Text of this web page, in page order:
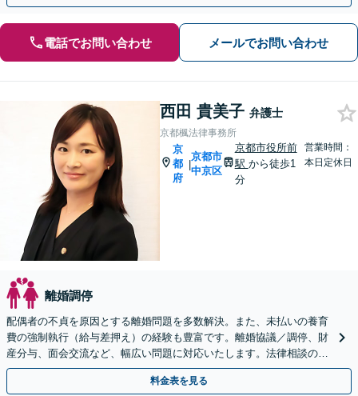
電話でお問い合わせ メールでお問い合わせ
西田 貴美子 弁護士
京都楓法律事務所
京
都
府
|
京都市
中京区
京都市役所前
駅 から徒歩1
分
営業時間：
本日定休日
離婚調停
配偶者の不貞を原因とする離婚問題を多数解決。また、未払いの養育
費の強制執行（給与差押え）の経験も豊富です。離婚協議／調停、財
産分与、面会交流など、幅広い問題に対応いたします。法律相談のみ
でもお気軽にご利用ください【京都市役所前駅1分】
料金表を見る